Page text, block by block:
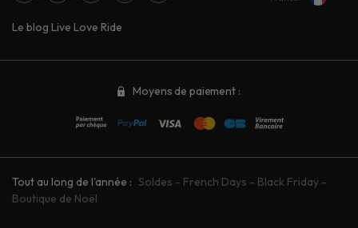
Le blog Live Love Ride
Moyens de paiement :
Tout au long de l'année : Soldes - French Days - Black Friday -
Boutique de Noël